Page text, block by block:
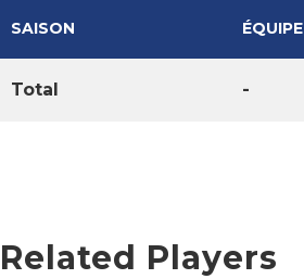
SAISON ÉQUIPE
Total -
Related Players